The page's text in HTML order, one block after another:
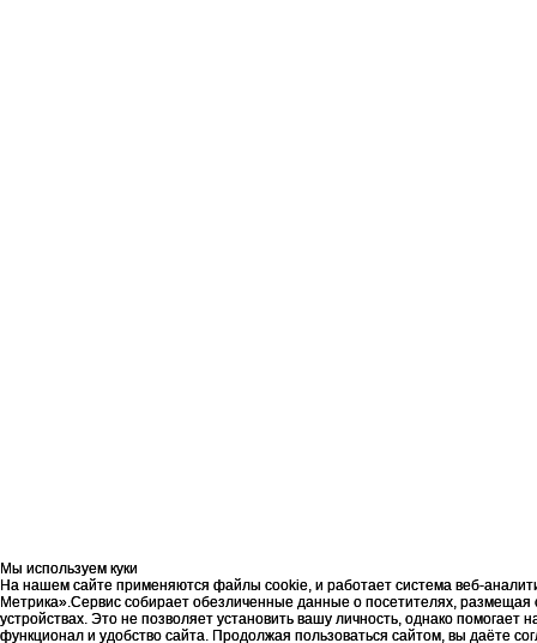
Мы используем куки
На нашем сайте применяются файлы cookie, и работает система веб-
Метрика».Сервис собирает обезличенные данные о посетителях,
устройствах. Это не позволяет установить вашу личность, однако помогает
функционал и удобство сайта. Продолжая пользоваться сайтом, вы даёте
Мы используем куки
На нашем сайте применяются файлы cookie, и работает система веб-
Метрика».Сервис собирает обезличенные данные о посетителях,
устройствах. Это не позволяет установить вашу личность, однако помогает
функционал и удобство сайта. Продолжая пользоваться сайтом, вы даёте